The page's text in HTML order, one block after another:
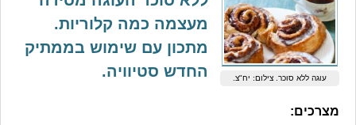
עוגה ללא סוכר. צילום: יח"צ.
מעצמה כמה קלוריות.
מתכון עם שימוש בממתיק
החדש סטיוויה.
מצרכים: